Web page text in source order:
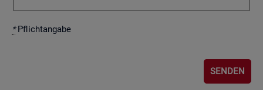
*Pflicht­an­ga­be